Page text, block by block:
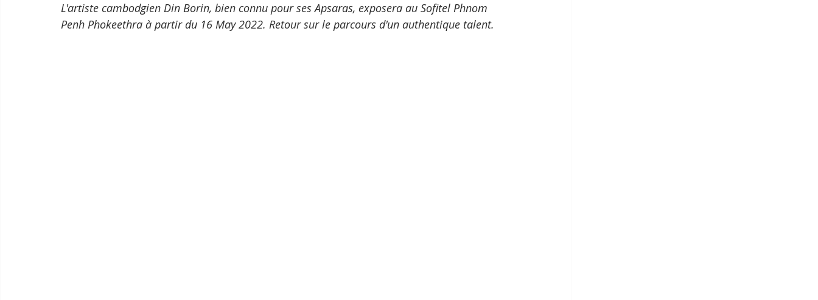
L'artiste cambodgien Din Borin, bien connu pour ses Apsaras, exposera au Sofitel Phnom
Penh Phokeethra à partir du 16 May 2022. Retour sur le parcours d'un authentique talent.